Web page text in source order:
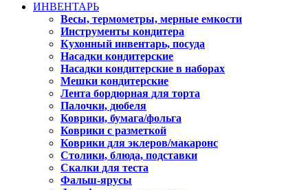
ИНВЕНТАРЬ
Весы, термометры, мерные емкости
Инструменты кондитера
Кухонный инвентарь, посуда
Насадки кондитерские
Насадки кондитерские в наборах
Мешки кондитерские
Лента бордюрная для торта
Палочки, дюбеля
Коврики, бумага/фольга
Коврики с разметкой
Коврики для эклеров/макаронс
Столики, блюда, подставки
Скалки для теста
Фальш-ярусы